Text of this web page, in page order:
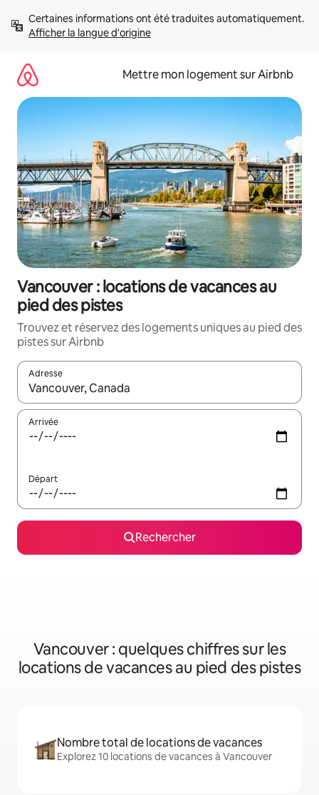
directement
Afficher la langue d'origine
Mettre mon logement sur Airbnb
Vancouver : locations de vacances au
pied des pistes
Trouvez et réservez des logements uniques au pied des
pistes sur Airbnb
Adresse
Lorsque les résultats s'affichent, utilisez les flèches vers le
Arrivée
Départ
Rechercher
Vancouver : quelques chiffres sur les
locations de vacances au pied des pistes
Nombre total de locations de vacances
Explorez 10 locations de vacances à Vancouver